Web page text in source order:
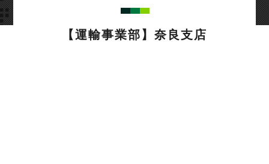
【運輸事業部】奈良支店